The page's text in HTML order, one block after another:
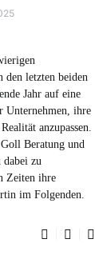
den letzten beiden
Jahr auf eine
Unternehmen, ihre
anzupassen.
Beratung und
zu
Zeiten ihre
im Folgenden.